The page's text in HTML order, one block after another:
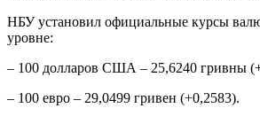
НБУ установил официальные курсы
уровне:
– 100 долларов США – 25,6240 гривны
– 100 евро – 29,0499 гривен (+0,2583).